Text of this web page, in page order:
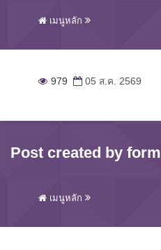
เมนูหลัก
979 05 ส.ค. 2569
Post created by form
เมนูหลัก